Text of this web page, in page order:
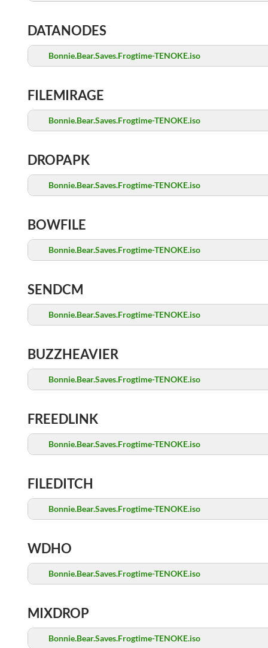
DATANODES
Bonnie.Bear.Saves.Frogtime-TENOKE.iso
FILEMIRAGE
Bonnie.Bear.Saves.Frogtime-TENOKE.iso
DROPAPK
Bonnie.Bear.Saves.Frogtime-TENOKE.iso
BOWFILE
Bonnie.Bear.Saves.Frogtime-TENOKE.iso
SENDCM
Bonnie.Bear.Saves.Frogtime-TENOKE.iso
BUZZHEAVIER
Bonnie.Bear.Saves.Frogtime-TENOKE.iso
FREEDLINK
Bonnie.Bear.Saves.Frogtime-TENOKE.iso
FILEDITCH
Bonnie.Bear.Saves.Frogtime-TENOKE.iso
WDHO
Bonnie.Bear.Saves.Frogtime-TENOKE.iso
MIXDROP
Bonnie.Bear.Saves.Frogtime-TENOKE.iso